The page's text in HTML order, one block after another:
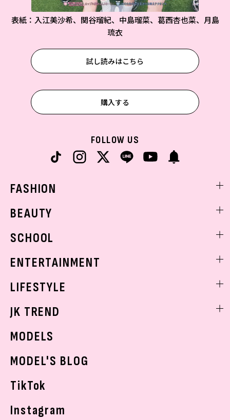
表紙：入江美沙希、関谷瑠紀、中島瑠菜、葛西杏也菜、月島
琉衣
試し読みはこちら
購入する
FOLLOW US
FASHION
着回し
BEAUTY
ベストコスメ
ボディケア
SCHOOL
学校ヘアメイク
ENTERTAINMENT
K-POP
LIFESTYLE
モデルの購入品
JK TREND
MODELS
MODEL'S BLOG
TikTok
Instagram